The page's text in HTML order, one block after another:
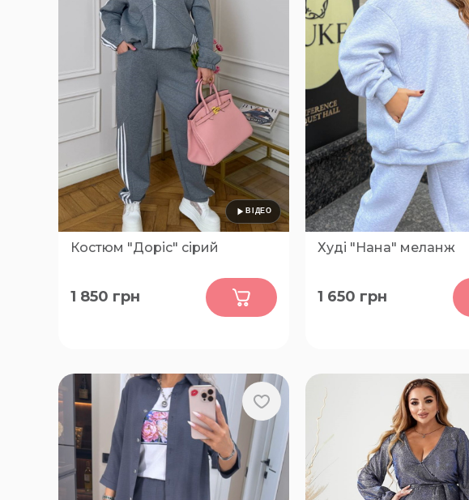
Костюм "Доріс" сірий
50-52, 54-56, 58-60, 62-64
1 850 грн
Худі "Нана" меланж
48-50, 52-54, 56-58, 60-62
1 650 грн